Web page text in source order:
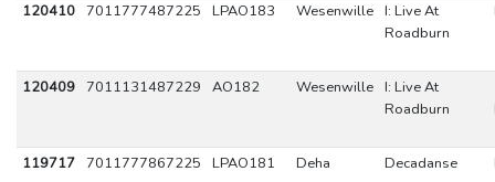
120410 7011777487225 LPAO183 Wesenwille I: Live At
Roadburn
120409 7011131487229 AO182 Wesenwille I: Live At
Roadburn
119717 7011777867225 LPAO181 Deha Decadanse